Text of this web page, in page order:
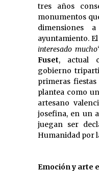
tres años
monumentos
dimensiones
ayuntamiento.
interesado mucho
Fuset, actual
gobierno
primeras
plantea como
artesano
josefina, en un
juegan ser
Humanidad por
Emoción y arte